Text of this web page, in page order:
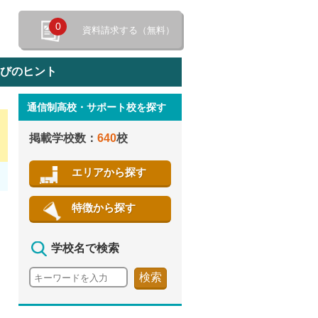
0 資料請求する（無料）
のヒント
通信制高校・サポート校を探す
掲載学校数： 640校
エリアから探す
特徴から探す
学校名で検索